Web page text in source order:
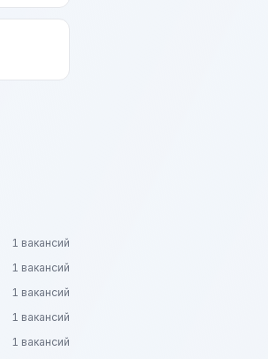
1 вакансий
1 вакансий
1 вакансий
1 вакансий
1 вакансий